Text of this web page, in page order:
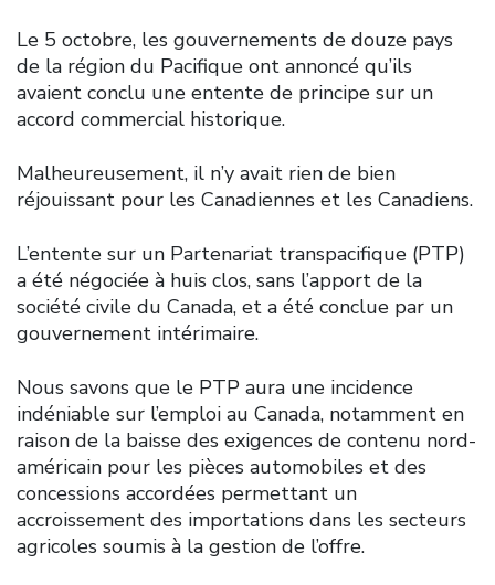
Le 5 octobre, les gouvernements de douze pays
de la région du Pacifique ont annoncé qu’ils
avaient conclu une entente de principe sur un
accord commercial historique.
Malheureusement, il n’y avait rien de bien
réjouissant pour les Canadiennes et les Canadiens.
L’entente sur un Partenariat transpacifique (PTP)
a été négociée à huis clos, sans l’apport de la
société civile du Canada, et a été conclue par un
gouvernement intérimaire.
Nous savons que le PTP aura une incidence
indéniable sur l’emploi au Canada, notamment en
raison de la baisse des exigences de contenu nord-
américain pour les pièces automobiles et des
concessions accordées permettant un
accroissement des importations dans les secteurs
agricoles soumis à la gestion de l’offre.